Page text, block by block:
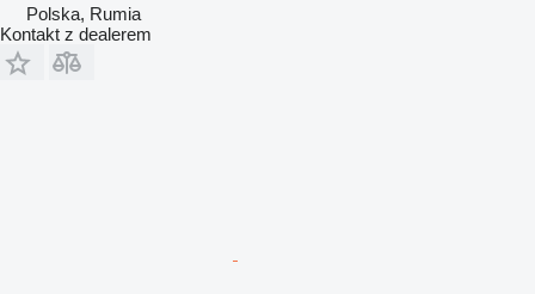
Polska, Rumia
Kontakt z dealerem